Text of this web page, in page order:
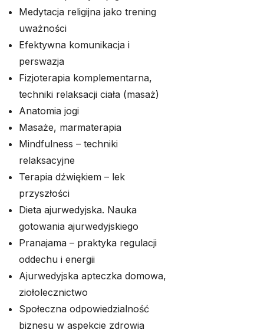
Medytacja religijna jako trening
uważności
Efektywna komunikacja i
perswazja
Fizjoterapia komplementarna,
techniki relaksacji ciała (masaż)
Anatomia jogi
Masaże, marmaterapia
Mindfulness – techniki
relaksacyjne
Terapia dźwiękiem – lek
przyszłości
Dieta ajurwedyjska. Nauka
gotowania ajurwedyjskiego
Pranajama – praktyka regulacji
oddechu i energii
Ajurwedyjska apteczka domowa,
ziołolecznictwo
Społeczna odpowiedzialność
biznesu w aspekcie zdrowia